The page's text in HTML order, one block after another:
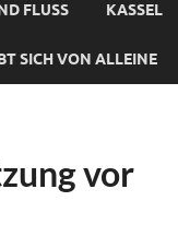
FLUSS KASSEL
SICH VON ALLEINE
vor